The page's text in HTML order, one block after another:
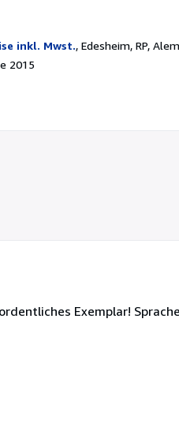
inkl. Mwst., Edesheim, RP,
2015
Exemplar!